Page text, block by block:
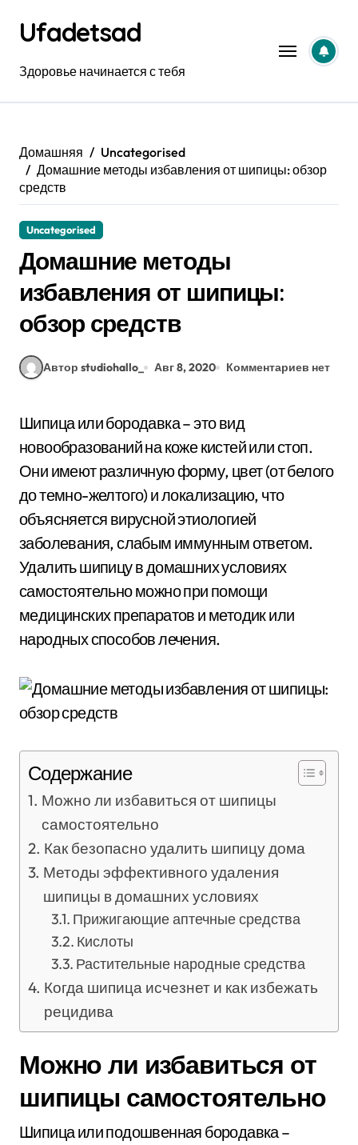
содержанию
Ufadetsad
Здоровье начинается с тебя
Домашняя
Uncategorised
Домашние методы избавления от шипицы: обзор
средств
Uncategorised
Домашние методы
избавления от шипицы:
обзор средств
Автор studiohallo_ Авг 8, 2020 Комментариев нет
Шипица или бородавка – это вид
новообразований на коже кистей или стоп.
Они имеют различную форму, цвет (от белого
до темно-желтого) и локализацию, что
объясняется вирусной этиологией
заболевания, слабым иммунным ответом.
Удалить шипицу в домашних условиях
самостоятельно можно при помощи
медицинских препаратов и методик или
народных способов лечения.
Содержание
Можно ли избавиться от шипицы
самостоятельно
Как безопасно удалить шипицу дома
Методы эффективного удаления
шипицы в домашних условиях
Прижигающие аптечные средства
Кислоты
Растительные народные средства
Когда шипица исчезнет и как избежать
рецидива
Можно ли избавиться от
шипицы самостоятельно
Шипица или подошвенная бородавка –